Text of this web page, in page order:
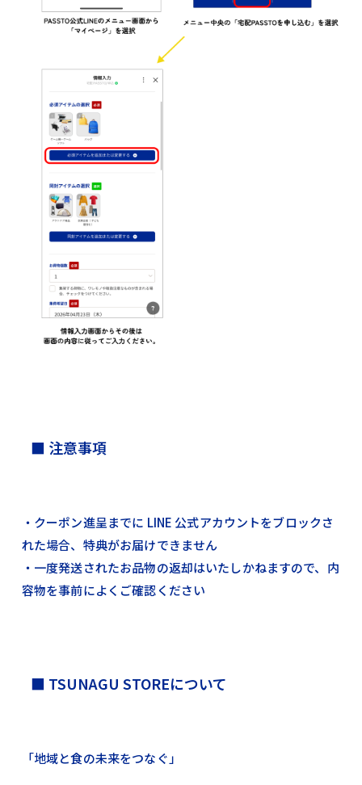
■ 注意事項
・クーポン進呈までに LINE 公式アカウントをブロックさ
れた場合、特典がお届けできません
・一度発送されたお品物の返却はいたしかねますので、内
容物を事前によくご確認ください
■ TSUNAGU STOREについて
「地域と食の未来をつなぐ」